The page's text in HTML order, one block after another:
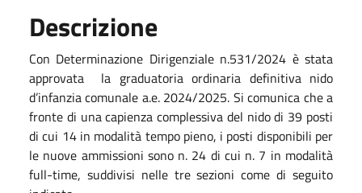
Descrizione
Con Determinazione Dirigenziale n.531/2024 è stata
approvata la graduatoria ordinaria definitiva nido
d’infanzia comunale a.e. 2024/2025. Si comunica che a
fronte di una capienza complessiva del nido di 39 posti
di cui 14 in modalità tempo pieno, i posti disponibili per
le nuove ammissioni sono n. 24 di cui n. 7 in modalità
full-time, suddivisi nelle tre sezioni come di seguito